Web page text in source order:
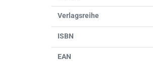
Verlagsreihe
ISBN
EAN